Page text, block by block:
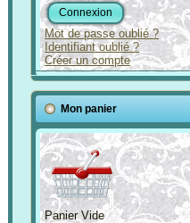
Mot de passe oublié ?
Identifiant oublié ?
Créer un compte
Mon panier
Panier Vide